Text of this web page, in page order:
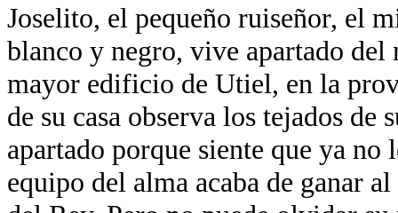
Joselito, el pequeño ruiseñor, el
blanco y negro, vive apartado
mayor edificio de Utiel, en la
de su casa observa los tejados de
apartado porque siente que ya no
equipo del alma acaba de ganar